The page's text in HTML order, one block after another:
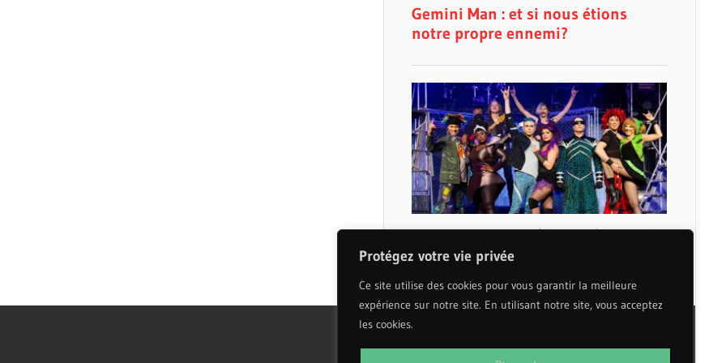
Protégez votre vie privée
Ce site utilise des cookies pour vous garantir la meilleure
expérience sur notre site. En utilisant notre site, vous acceptez
les cookies.